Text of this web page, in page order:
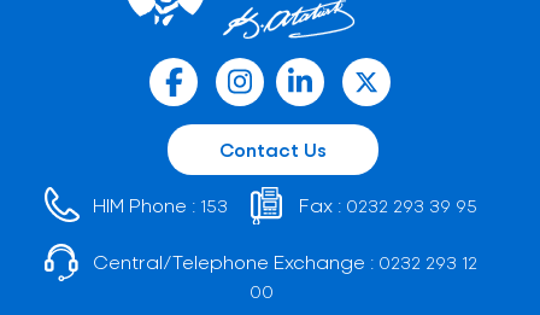
Contact Us
HIM Phone : 153 Fax : 0232 293 39 95
Central/Telephone Exchange : 0232 293 12
00